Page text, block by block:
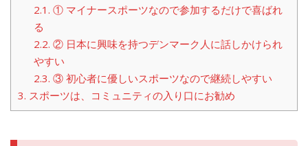
2.1. ① マイナースポーツなので参加するだけで喜ばれ
る
2.2. ② 日本に興味を持つデンマーク人に話しかけられ
やすい
2.3. ③ 初心者に優しいスポーツなので継続しやすい
3. スポーツは、コミュニティの入り口にお勧め